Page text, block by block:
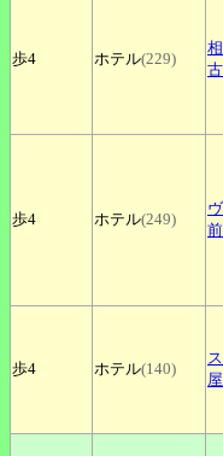
歩4 ホテル(229)
歩4 ホテル(249)
歩4 ホテル(140)